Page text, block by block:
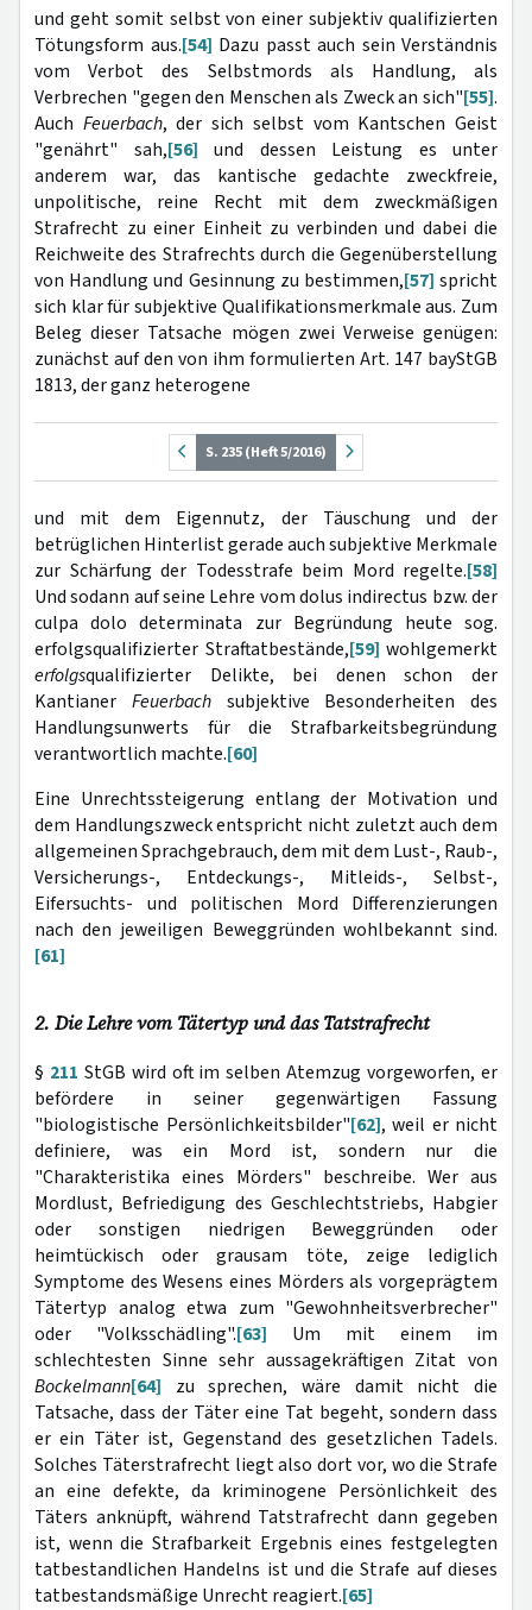
und geht somit selbst von einer subjektiv qualifizierten
Tötungsform aus.[54] Dazu passt auch sein Verständnis
vom Verbot des Selbstmords als Handlung, als
Verbrechen "gegen den Menschen als Zweck an sich"[55].
Auch Feuerbach, der sich selbst vom Kantschen Geist
"genährt" sah,[56] und dessen Leistung es unter
anderem war, das kantische gedachte zweckfreie,
unpolitische, reine Recht mit dem zweckmäßigen
Strafrecht zu einer Einheit zu verbinden und dabei die
Reichweite des Strafrechts durch die Gegenüberstellung
von Handlung und Gesinnung zu bestimmen,[57] spricht
sich klar für subjektive Qualifikationsmerkmale aus. Zum
Beleg dieser Tatsache mögen zwei Verweise genügen:
zunächst auf den von ihm formulierten Art. 147 bayStGB
1813, der ganz heterogene
S. 235 (Heft 5/2016)
und mit dem Eigennutz, der Täuschung und der
betrüglichen Hinterlist gerade auch subjektive Merkmale
zur Schärfung der Todesstrafe beim Mord regelte.[58]
Und sodann auf seine Lehre vom dolus indirectus bzw. der
culpa dolo determinata zur Begründung heute sog.
erfolgsqualifizierter Straftatbestände,[59] wohlgemerkt
erfolgsqualifizierter Delikte, bei denen schon der
Kantianer Feuerbachsubjektive Besonderheiten des
Handlungsunwerts für die Strafbarkeitsbegründung
verantwortlich machte.[60]
Eine Unrechtssteigerung entlang der Motivation und
dem Handlungszweck entspricht nicht zuletzt auch dem
allgemeinen Sprachgebrauch, dem mit dem Lust-, Raub-,
Versicherungs-, Entdeckungs-, Mitleids-, Selbst-,
Eifersuchts- und politischen Mord Differenzierungen
nach den jeweiligen Beweggründen wohlbekannt sind.
[61]
2. Die Lehre vom Tätertyp und das Tatstrafrecht
§ 211 StGB wird oft im selben Atemzug vorgeworfen, er
befördere in seiner gegenwärtigen Fassung
"biologistische Persönlichkeitsbilder"[62], weil er nicht
definiere, was ein Mord ist, sondern nur die
"Charakteristika eines Mörders" beschreibe. Wer aus
Mordlust, Befriedigung des Geschlechtstriebs, Habgier
oder sonstigen niedrigen Beweggründen oder
heimtückisch oder grausam töte, zeige lediglich
Symptome des Wesens eines Mörders als vorgeprägtem
Tätertyp analog etwa zum "Gewohnheitsverbrecher"
oder "Volksschädling".[63] Um mit einem im
schlechtesten Sinne sehr aussagekräftigen Zitat von
Bockelmann[64] zu sprechen, wäre damit nicht die
Tatsache, dass der Täter eine Tat begeht, sondern dass
er ein Täter ist, Gegenstand des gesetzlichen Tadels.
Solches Täterstrafrecht liegt also dort vor, wo die Strafe
an eine defekte, da kriminogene Persönlichkeit des
Täters anknüpft, während Tatstrafrecht dann gegeben
ist, wenn die Strafbarkeit Ergebnis eines festgelegten
tatbestandlichen Handelns ist und die Strafe auf dieses
tatbestandsmäßige Unrecht reagiert.[65]